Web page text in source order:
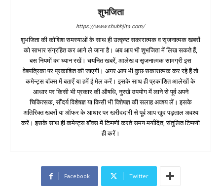
शुभजिता
https://www.shubhjita.com/
शुभजिता की कोशिश समस्याओं के साथ ही उत्कृष्ट सकारात्मक व सृजनात्मक खबरों
को साभार संग्रहित कर आगे ले जाना है। अब आप भी शुभजिता में लिख सकते हैं,
बस नियमों का ध्यान रखें। चयनित खबरें, आलेख व सृजनात्मक सामग्री इस
वेबपत्रिका पर प्रकाशित की जाएगी। अगर आप भी कुछ सकारात्मक कर रहे हैं तो
कमेन्ट्स बॉक्स में बताएँ या हमें ई मेल करें। इसके साथ ही प्रकाशित आलेखों के
आधार पर किसी भी प्रकार की औषधि, नुस्खे उपयोग में लाने से पूर्व अपने
चिकित्सक, सौंदर्य विशेषज्ञ या किसी भी विशेषज्ञ की सलाह अवश्य लें। इसके
अतिरिक्त खबरों या ऑफर के आधार पर खरीददारी से पूर्व आप खुद पड़ताल अवश्य
करें। इसके साथ ही कमेन्ट्स बॉक्स में टिप्पणी करते समय मर्यादित, संतुलित टिप्पणी
ही करें।
Facebook Twitter